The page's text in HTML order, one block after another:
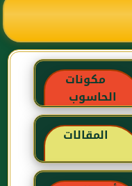
مكونات
الحاسوب
المقالات